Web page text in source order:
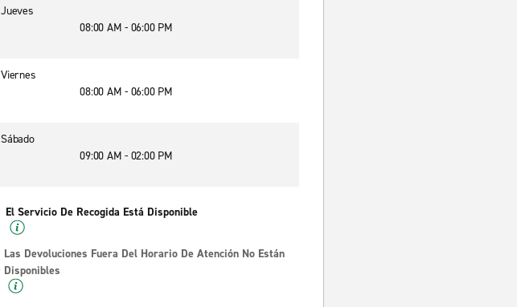
Jueves
08:00 AM - 06:00 PM
Viernes
08:00 AM - 06:00 PM
Sábado
09:00 AM - 02:00 PM
El Servicio De Recogida Está Disponible
Las Devoluciones Fuera Del Horario De Atención No Están
Disponibles